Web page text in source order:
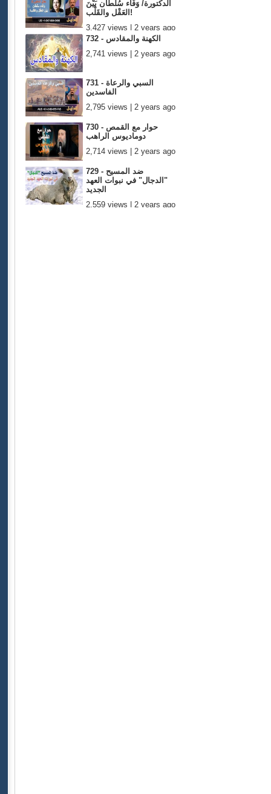
الدكتورة/ وَفَاء سُلْطَان بَيْنَ
العَقْل والقَلْب!
3,427 views | 2 years ago
732 - الكهنة والمقادس
2,741 views | 2 years ago
731 - السبي والرعاة
الفاسدين
2,795 views | 2 years ago
730 - حوار مع القمص
دوماديوس الراهب
2,714 views | 2 years ago
729 - ضد المسيح
"الدجال" في نبوات العهد
الجديد
2,559 views | 2 years ago